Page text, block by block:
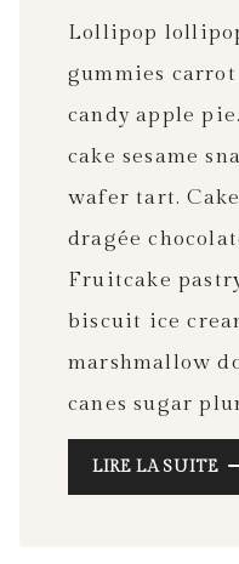
Lollipop
gummies
candy apple
cake sesame
wafer tart.
dragée
Fruitcake
biscuit ice
marshmallow
canes sugar
LIRE LA SUITE